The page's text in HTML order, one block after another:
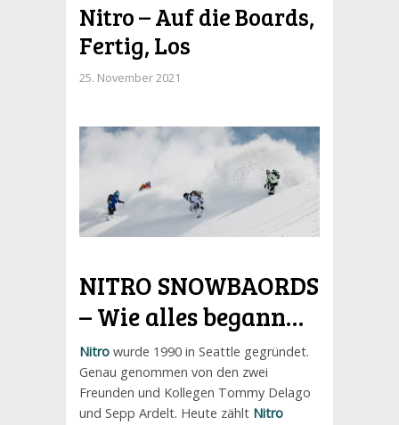
Nitro – Auf die Boards,
Fertig, Los
25. November 2021
NITRO SNOWBAORDS
– Wie alles begann…
Nitro wurde 1990 in Seattle gegründet.
Genau genommen von den zwei
Freunden und Kollegen Tommy Delago
und Sepp Ardelt. Heute zählt Nitro